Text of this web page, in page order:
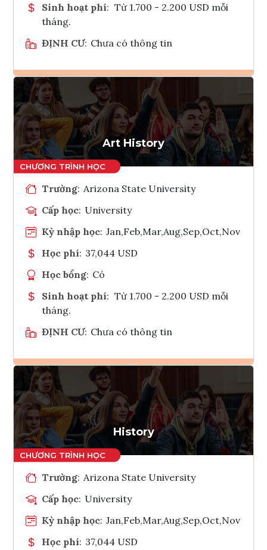
Sinh hoạt phí: Từ 1.700 - 2.200 USD mỗi
tháng.
ĐỊNH CƯ: Chưa có thông tin
Ghi danh
Tham vấn Interlink
Art History
Trường: Arizona State University
Cấp học: University
Kỳ nhập học: Jan,Feb,Mar,Aug,Sep,Oct,Nov
Học phí: 37,044 USD
Học bổng: Có
Sinh hoạt phí: Từ 1.700 - 2.200 USD mỗi
tháng.
ĐỊNH CƯ: Chưa có thông tin
Ghi danh
Tham vấn Interlink
History
Trường: Arizona State University
Cấp học: University
Kỳ nhập học: Jan,Feb,Mar,Aug,Sep,Oct,Nov
Học phí: 37,044 USD